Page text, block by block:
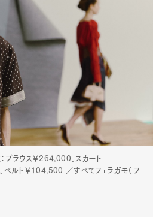
ラウス￥264,000、スカート
ルト￥104,500 ／すべてフェラガモ（フ